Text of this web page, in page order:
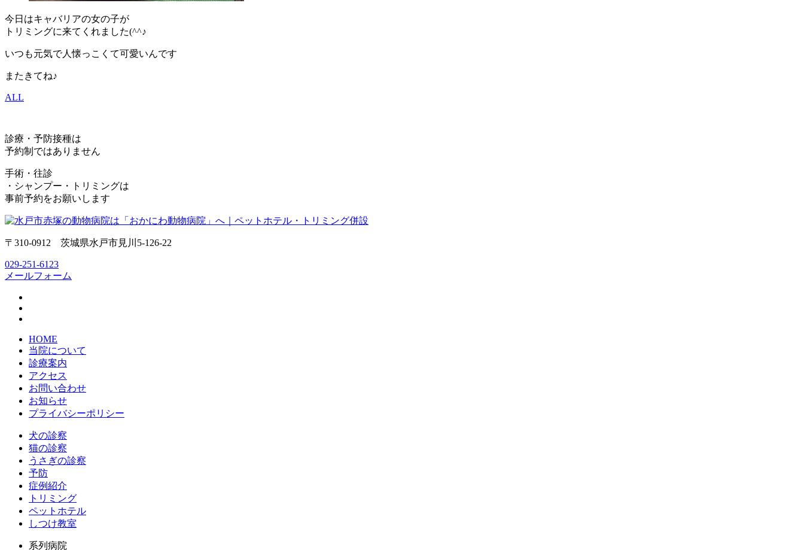
今日はキャバリアの女の子が
トリミングに来てくれました(^^♪
いつも元気で人懐っこくて可愛いんです
またきてね♪
ALL
診療・予防接種は
予約制ではありません
手術・往診
・シャンプー・トリミングは
事前予約をお願いします
〒310-0912 茨城県水戸市見川5-126-22
029-251-6123
メールフォーム
HOME
当院について
診療案内
アクセス
お問い合わせ
お知らせ
プライバシーポリシー
犬の診察
猫の診察
うさぎの診察
予防
症例紹介
トリミング
ペットホテル
しつけ教室
系列病院